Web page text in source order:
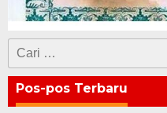
Cari
untuk:
Pos-pos Terbaru